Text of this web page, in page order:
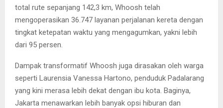
total rute sepanjang 142,3 km, Whoosh telah
mengoperasikan 36.747 layanan perjalanan kereta dengan
tingkat ketepatan waktu yang mengagumkan, yakni lebih
dari 95 persen.
Dampak transformatif Whoosh juga dirasakan oleh warga
seperti Laurensia Vanessa Hartono, penduduk Padalarang
yang kini merasa lebih dekat dengan ibu kota. Baginya,
Jakarta menawarkan lebih banyak opsi hiburan dan